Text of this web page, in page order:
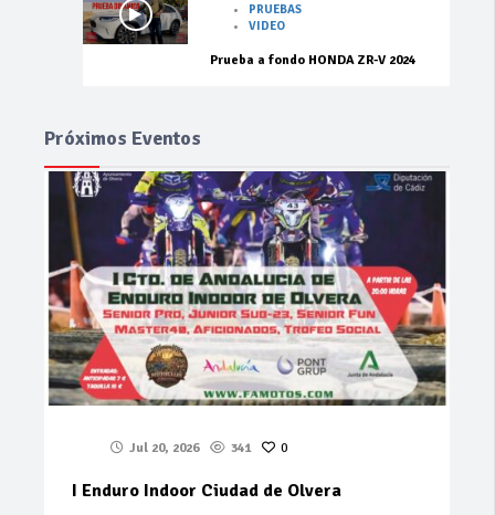
PRUEBAS
VIDEO
Prueba a fondo HONDA ZR-V 2024
Próximos Eventos
Jul 20, 2026 341 0
I Enduro Indoor Ciudad de Olvera